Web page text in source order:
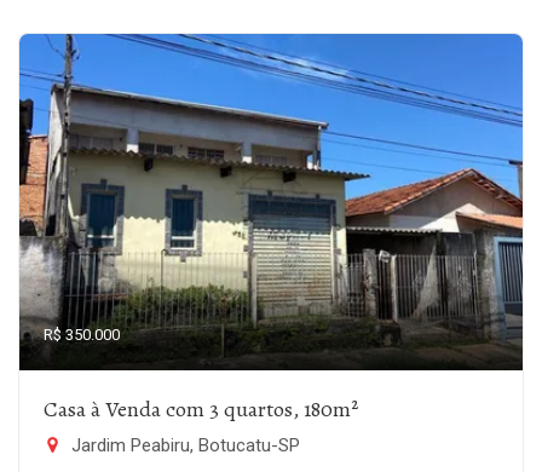
R$ 350.000
Casa à Venda com 3 quartos, 180m²
Jardim Peabiru, Botucatu-SP